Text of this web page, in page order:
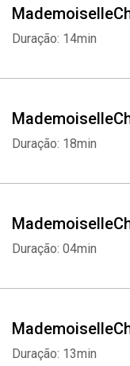
Duração: 14min
Duração: 18min
Duração: 04min
Duração: 13min